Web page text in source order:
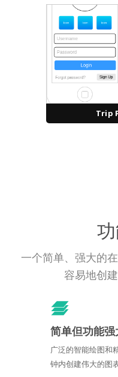
Trip
一个简单、强大的
容易地创
简单但功能强
广泛的智能绘图和
钟内创建伟大的图表